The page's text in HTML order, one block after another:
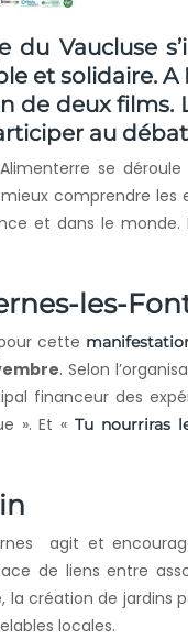
du Vaucluse
et solidaire.
de deux films.
au
se
comprendre les
et dans le
les-
cette
. Selon
financeur des
». Et «Tu nourriras
agit et
de liens entre
création de jardins
locales.